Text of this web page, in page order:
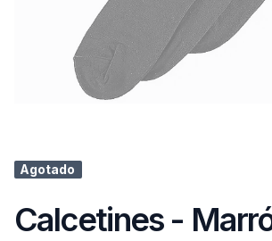
Agotado
Calcetines -